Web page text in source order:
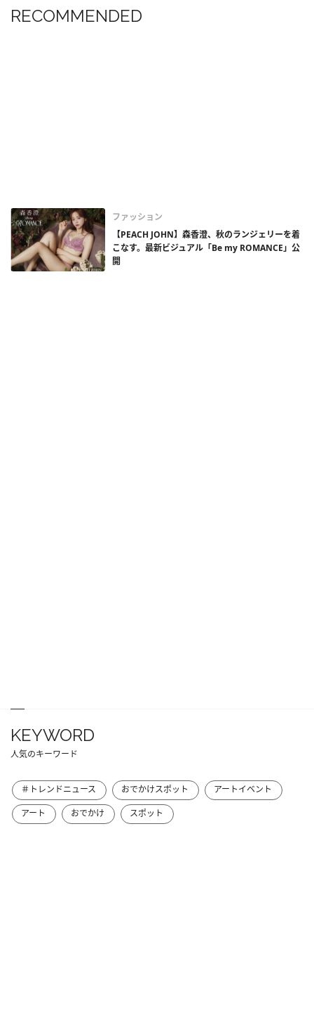
RECOMMENDED
ファッション
【PEACH JOHN】森香澄、秋のランジェリーを着
こなす。最新ビジュアル「Be my ROMANCE」公
開
KEYWORD
人気のキーワード
＃トレンドニュース おでかけスポット
アートイベント
アート
おでかけ スポット